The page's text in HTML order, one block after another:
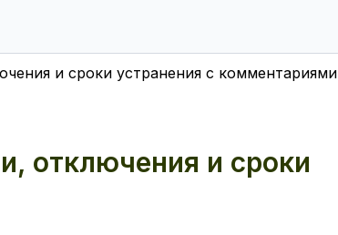
и сроки устранения с комментариями
отключения и сроки